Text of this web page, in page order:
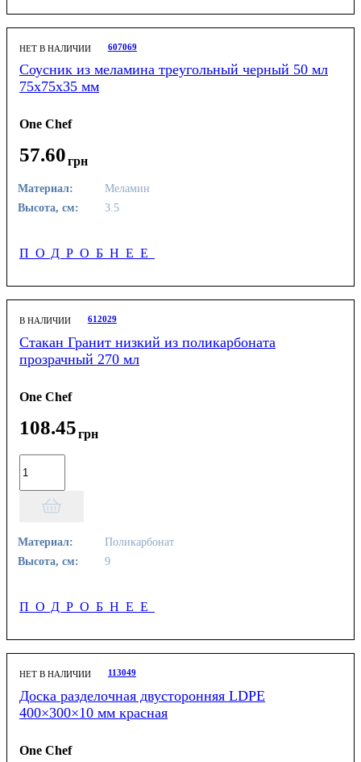
НЕТ В НАЛИЧИИ 607069
Соусник из меламина треугольный черный 50 мл
75х75х35 мм
One Chef
57.60грн
Материал:
Меламин
Высота, см:
3.5
ПОДРОБНЕЕ
В НАЛИЧИИ 612029
Стакан Гранит низкий из поликарбоната
прозрачный 270 мл
One Chef
108.45грн
Материал:
Поликарбонат
Высота, см:
9
ПОДРОБНЕЕ
НЕТ В НАЛИЧИИ 113049
Доска разделочная двусторонняя LDPE
400×300×10 мм красная
One Chef